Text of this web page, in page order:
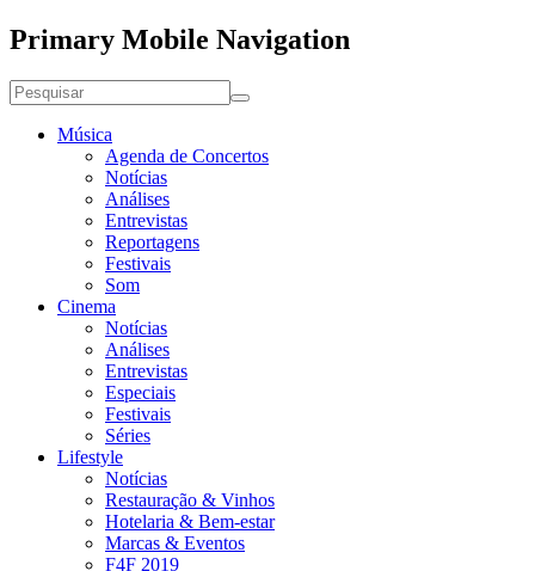
Primary Mobile Navigation
Música
Agenda de Concertos
Notícias
Análises
Entrevistas
Reportagens
Festivais
Som
Cinema
Notícias
Análises
Entrevistas
Especiais
Festivais
Séries
Lifestyle
Notícias
Restauração & Vinhos
Hotelaria & Bem-estar
Marcas & Eventos
F4F 2019